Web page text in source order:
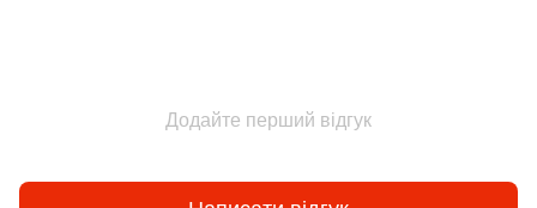
Додайте перший відгук